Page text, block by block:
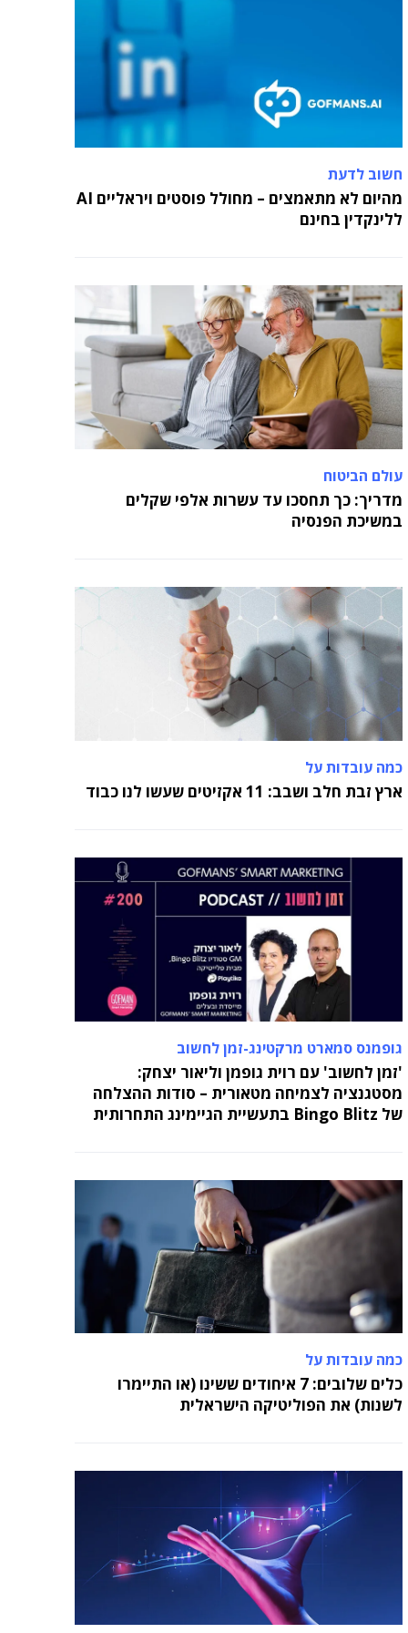
בכירה חדשה בביוטק הישראלי: שרון גור אריה
חשוב לדעת
מהיום לא מתאמצים – מחולל פוסטים ויראליים AI
ללינקדין בחינם
עולם הביטוח
מדריך: כך תחסכו עד עשרות אלפי שקלים
במשיכת הפנסיה
כמה עובדות על
ארץ זבת חלב ושבב: 11 אקזיטים שעשו לנו כבוד
גופמנס סמארט מרקטינג-זמן לחשוב
'זמן לחשוב' עם רוית גופמן וליאור יצחק:
מסטגנציה לצמיחה מטאורית – סודות ההצלחה
של Bingo Blitz בתעשיית הגיימינג התחרותית
כמה עובדות על
כלים שלובים: 7 איחודים ששינו (או התיימרו
לשנות) את הפוליטיקה הישראלית